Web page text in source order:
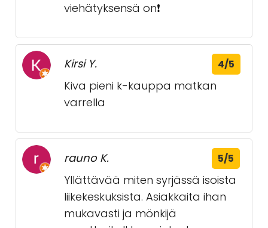
viehätyksensä on❗️
Kirsi Y. 4/5
Kiva pieni k-kauppa matkan
varrella
rauno K. 5/5
Yllättävää miten syrjässä isoista
liikekeskuksista. Asiakkaita ihan
mukavasti ja mönkijä